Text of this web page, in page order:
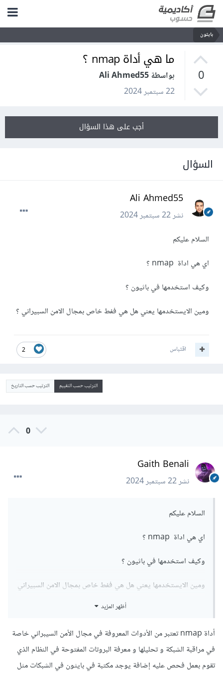
بايثون
0
ما هي أداة nmap ؟
بواسطة Ali Ahmed55
22 سبتمبر 2024
أجب على هذا السؤال
السؤال
Ali Ahmed55
نشر22 سبتمبر 2024
السلام عليكم
اي هي اداة nmap ؟
وكيف استخدمها في باثيون ؟
ومين الايستخدمها يعني هل هي ففط خاص بمجال الامن السبيراني ؟
2 اقتباس
الترتيب حسب التقييم الترتيب حسب التاريخ
0
Gaith Benali
نشر22 سبتمبر 2024
السلام عليكم
اي هي اداة nmap ؟
وكيف استخدمها في باثيون ؟
ومين الايستخدمها يعني هل هي ففط خاص بمجال الامن السبيراني
أظهر المزيد
أداة nmap تعتبر من الأدوات المعروفة في مجال الأمن السيبراني خاصة
في مراقبة الشبكة و تحليلها و معرفة البروتات المفتوحة في النظام الذي
تقوم بعمل فحص عليه إضافة يوجد مكتبة في بايثون في الشبكات مثل